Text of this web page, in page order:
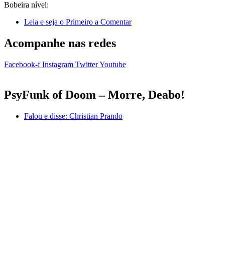
Bobeira nível:
Leia e seja o Primeiro a Comentar
Acompanhe nas redes
Facebook-f Instagram TwitterYoutube
PsyFunk of Doom – Morre, Deabo!
Falou e disse: Christian Prando